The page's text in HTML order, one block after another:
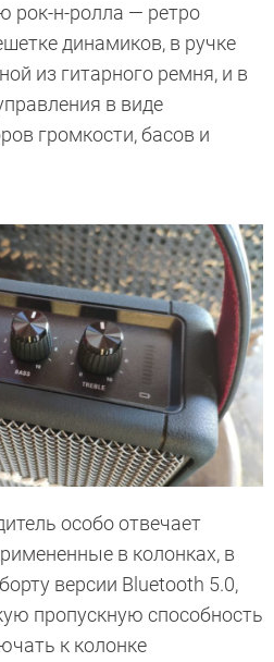
рок-н-ролла — ретро
динамиков, в ручке
из гитарного ремня, и в
в виде
громкости, басов и
особо отвечает
в колонках, в
версии Bluetooth 5.0,
пропускную способность
к колонке